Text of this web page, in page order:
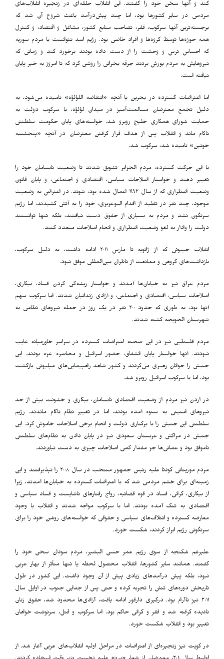
کند و آنها سخن خود را گفتند. این انقلاب حلقه‌ای در زنجیره انقلاب‌های
مردمی در سایر کشورها بود، اما چند پیش‌درآمد باعث شروع آن شد که
برجسته‌ترین آنها سرکوب، فقر، تصاحب منابع کشور، مشاغل و اقتصاد، و کنترل
همه حوزه‌ها توسط گروه‌ها و افراد خاصی بود. رژیم اسد نتوانست با مردم سوریه
که احساس ترس و وحشت را از دست داده بودند برخورد کند و زمانی که
نیروهایش به مردم یورش بردند جرقه بحرانی را روشن کرد که تا امروز به خیر پایان
نیافته است.
اما اعتراضات گسترده در بحرین یا آنچه «انتفاضه اللؤلؤه» نامیده می‌شود، به
دلیل تجمع معترضان مسالمت‌آمیز در میدان لؤلؤه، با سرکوب دولت به
حمایت شورای همکاری خلیج روبرو شد. خواسته‌های پایان حکومت سلطنتی
ناکام ماند و انقلاب پس از هدف قرار گرفتن معترضان در آنچه «پنجشنبه
خونین» نامیده شد، سرکوب شد.
با این حرکت گسترده، مردم الجزایر تشویق شدند تا وضعیت نابسامان خود را
تغییر دهند و خواستار اصلاحات سیاسی، اقتصادی و اجتماعی، و پایان قانون
وضعیت اضطراری که از سال ١٩٩٢ اعمال شده بود، شوند. در اعتراض به وضعیت
موجود، چند نفر در تقلید از اقدام البوعزیزی، خود را به آتش کشیدند، اما رژیم
سرنگون نشد و مردم به بسیاری از حقوق دست نیافتند، بلکه تنها توانستند
دولت را وادار به لغو وضعیت اضطراری و انجام اصلاحات متعدد کنند.
انقلاب جیبوتی که از ژانویه تا مارس ٢٠١١ ادامه داشت، به دلیل سرکوب،
بازداشت‌های گروهی و ممانعت از ناظران بین‌المللی موفق نبود.
مردم عراق نیز به خیابان‌ها آمدند و خواستار ریشه‌کن کردن فساد، بیکاری،
اصلاحات سیاسی، اقتصادی و اجتماعی، و آزادی زندانیان شدند. اما سرکوب سهم
آنها بود، به طوری که حدود ٢٠٠ نفر در یک روز در حمله نیروهای نظامی به
شهرستان الحویجه کشته شدند.
مردم فلسطین نیز در این صحنه اعتراضات گسترده در سراسر خاورمیانه غایب
نبودند. آنها خواستار پایان انشقاق، حضور اسرائیل و محاصره غزه بودند. این
جنبش را جوانان رهبری می‌کردند و کشور شاهد راهپیمایی‌های میلیونی بازگشت
بود، اما با سرکوب اسرائیل روبرو شد.
در اردن نیز مردم از وضعیت اقتصادی نابسامان، بیکاری و خشونت بیش از حد
نیروهای امنیتی به ستوه آمده بودند، اما در تغییر نظام ناکام ماندند. رژیم
سلطنتی این جنبش را با برکناری دولت و انجام برخی اصلاحات خاموش کرد. این
جنبش در مراکش و عربستان سعودی نیز در پایان دادن به نظام‌های سلطنتی
ناموفق بود و عمانی‌ها جز مقدار کمی اصلاحات چیزی به دست نیاوردند.
مردم موریتانی کودتا علیه رئیس جمهور منتخب در سال ٢٠٠٨ را نپذیرفتند و این
زمینه‌ای برای خشم مردمی شد که با اعتراضات گسترده به خیابان‌ها آمدند، زیرا
از بیکاری، گرانی، فساد در قوه قضائیه، رواج رفتارهای ناشایست و فساد سیاسی و
اقتصادی به تنگ آمده بودند. اما با سرکوب مواجه شدند و انقلاب با وجود
معارضه گسترده و ائتلاف‌های سیاسی و حقوقی که خواسته‌های روشن خود را برای
سرنگونی رژیم ابراز کردند، شکست خورد.
علیرغم شکنجه از سوی رژیم عمر حسن البشیر، مردم سودان سخن خود را
گفتند. همانند سایر کشورها، انقلاب محصول لحظه یا تنها متأثر از بهار عربی
نبود، بلکه پیش درآمدهای زیادی پیش از آن وجود داشت. این کشور در طول
تاریخش دوره‌های تنش را تجربه کرده و حتی پس از جدایی جنوب در اوایل سال
٢٠١١ نیز ناآرام بود. درگیری دارفور ادامه یافت، آزادی‌ها محدود شد، حقوق زنان
نادیده گرفته شد و فقر و گرانی حاکم بود. اما سرکوب و قتل، سرنوشت خواهان
تغییر بود و انقلاب شکست خورد.
در کویت نیز زنجیره‌ای از اعتراضات در مراحل اولیه انقلاب‌های عربی آغاز شد. از